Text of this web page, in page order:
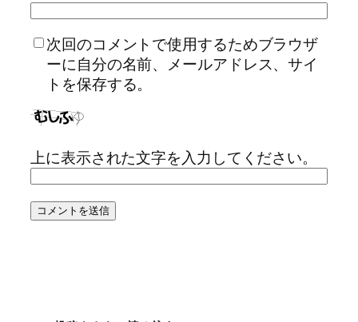
次回のコメントで使用するためブラウザ
ーに自分の名前、メールアドレス、サイ
トを保存する。
上に表示された文字を入力してください。